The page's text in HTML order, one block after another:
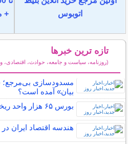
اتوبوس
+
تازه ترین خبرها
(روزنامه، سیاست و جامعه، حوادث، اقتصادی،
مسدودسازی بی‌مرجع؛
بیان» آمده است؟
بورس ۶۵ هزار واحد ریخت
هندسه اقتصاد ایران